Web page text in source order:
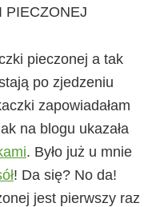
PIECZONEJ
pieczonej a tak
po zjedzeniu
zapowiadałam
na blogu ukazała
. Było już u mnie
! Da się? No da!
jest pierwszy raz